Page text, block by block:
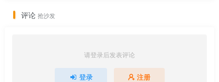
评论 抢沙发
请登录后发表评论
登录 注册